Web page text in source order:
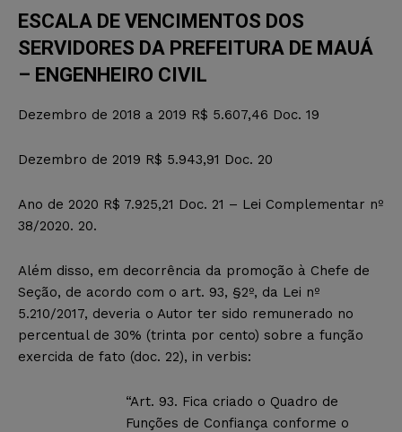
ESCALA DE VENCIMENTOS DOS
SERVIDORES DA PREFEITURA DE MAUÁ
– ENGENHEIRO CIVIL
Dezembro de 2018 a 2019 R$ 5.607,46 Doc. 19
Dezembro de 2019 R$ 5.943,91 Doc. 20
Ano de 2020 R$ 7.925,21 Doc. 21 – Lei Complementar nº
38/2020. 20.
Além disso, em decorrência da promoção à Chefe de
Seção, de acordo com o art. 93, §2º, da Lei nº
5.210/2017, deveria o Autor ter sido remunerado no
percentual de 30% (trinta por cento) sobre a função
exercida de fato (doc. 22), in verbis:
“Art. 93. Fica criado o Quadro de
Funções de Confiança conforme o